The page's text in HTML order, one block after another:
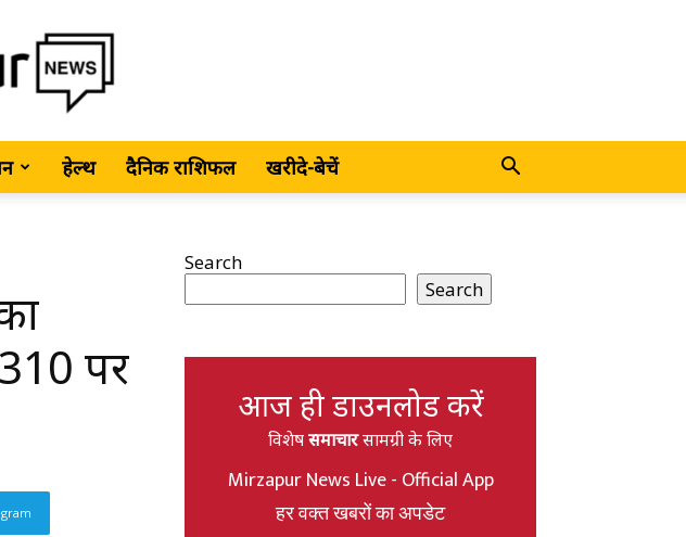
हेल्थ दैनिक राशिफल खरीदे-बेचें
पर
Search
Search
आज ही डाउनलोड करें
विशेषसमाचारसामग्री के लिए
Mirzapur News Live - Official App
हर वक्त खबरों का अपडेट